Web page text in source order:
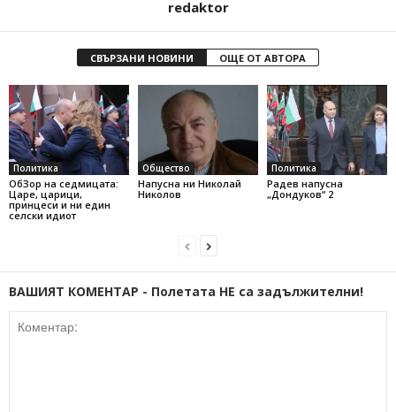
redaktor
СВЪРЗАНИ НОВИНИ ОЩЕ ОТ АВТОРА
Политика
ОбЗор на седмицата:
Царе, царици,
принцеси и ни един
селски идиот
Общество
Напусна ни Николай
Николов
Политика
Радев напусна
„Дондуков“ 2
ВАШИЯТ КОМЕНТАР - Полетата НЕ са задължителни!